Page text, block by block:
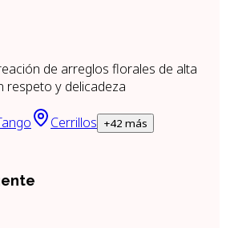
de arreglos florales de alta
respeto y delicadeza
Cerrillos +42 más